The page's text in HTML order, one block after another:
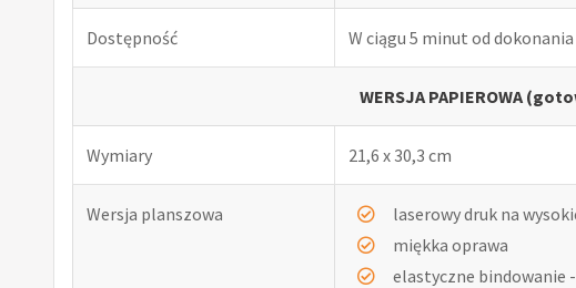
Dostępność W ciągu 5 minut od
WERSJA PAPIEROWA
Wymiary 21,6 x 30,3 cm
Wersja planszowa laserowy druk na
miękka oprawa
elastyczne bindowanie